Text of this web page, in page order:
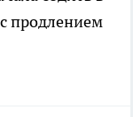
продлением